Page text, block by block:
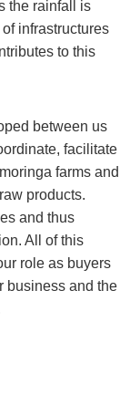
the rainfall is
infrastructures
to this
between us
facilitate
farms and
products.
and thus
All of this
role as buyers
business and the